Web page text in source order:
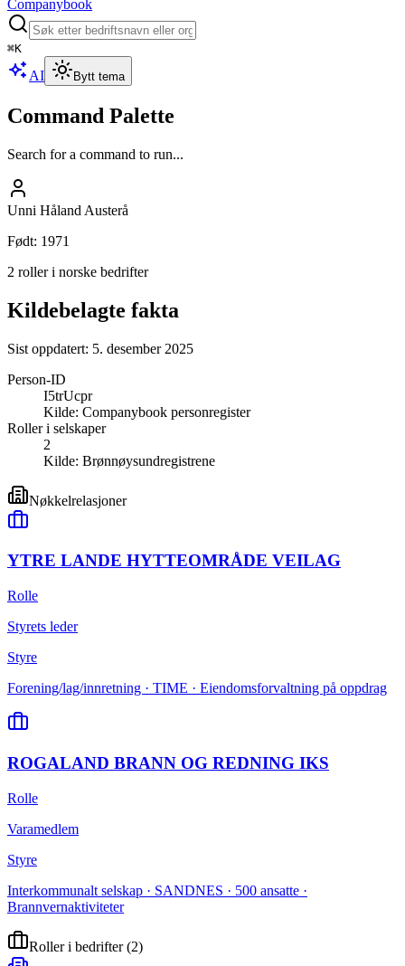
Companybook
⌘K
AI Bytt tema
Command Palette
Search for a command to run...
Unni Håland Austerå
Født: 1971
2 roller i norske bedrifter
Kildebelagte fakta
Sist oppdatert: 5. desember 2025
Person-ID
I5trUcpr
Kilde: Companybook personregister
Roller i selskaper
2
Kilde: Brønnøysundregistrene
Nøkkelrelasjoner
YTRE LANDE HYTTEOMRÅDE VEILAG
Rolle
Styrets leder
Styre
Forening/lag/innretning · TIME · Eiendomsforvaltning på oppdrag
ROGALAND BRANN OG REDNING IKS
Rolle
Varamedlem
Styre
Interkommunalt selskap · SANDNES · 500 ansatte ·
Brannvernaktiviteter
Roller i bedrifter(2)